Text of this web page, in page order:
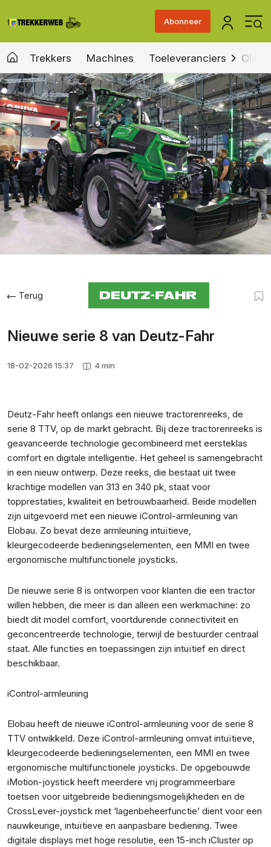
Abonneer
Trekkers Machines Toeleveranciers Old &
Terug
Nieuwe serie 8 van Deutz-Fahr
18-02-2026 15:37 4 min
Deutz-Fahr heeft onlangs een nieuwe tractorenreeks, de
serie 8 TTV, op de markt gebracht. Bij deze tractorenreeks is
geavanceerde technologie gecombineerd met eersteklas
comfort en digitale intelligentie. Het geheel is samengebracht
in een nieuw ontwerp. Deze reeks, die bestaat uit twee
krachtige modellen van 313 en 340 pk, staat voor
topprestaties, kwaliteit en betrouwbaarheid. Beide modellen
zijn uitgevoerd met een nieuwe iControl-armleuning van
Elobau. Zo bevat deze armleuning intuïtieve,
kleurgecodeerde bedieningselementen, een MMI en twee
ergonomische multifunctionele joysticks.
De nieuwe serie 8 is ontworpen voor klanten die een tractor
willen hebben, die meer is dan alleen een werkmachine: zo
biedt dit model comfort, voortdurende connectiviteit en
geconcentreerde technologie, terwijl de bestuurder centraal
staat. Alle functies en toepassingen zijn intuïtief en direct
beschikbaar.
iControl-armleuning
Elobau heeft de nieuwe iControl-armleuning voor de serie 8
TTV ontwikkeld. Deze iControl-armleuning omvat intuïtieve,
kleurgecodeerde bedieningselementen, een MMI en twee
ergonomische multifunctionele joysticks. De opgebouwde
iMotion-joystick heeft meerdere vrij programmeerbare
toetsen voor uitgebreide bedieningsmogelijkheden en de
CrossLever-joystick met ‘lagenbeheerfunctie’ dient voor een
nauwkeurige, intuïtieve en aanpasbare bediening. Twee
digitale displays met hoge resolutie, een 15-inch iCluster op